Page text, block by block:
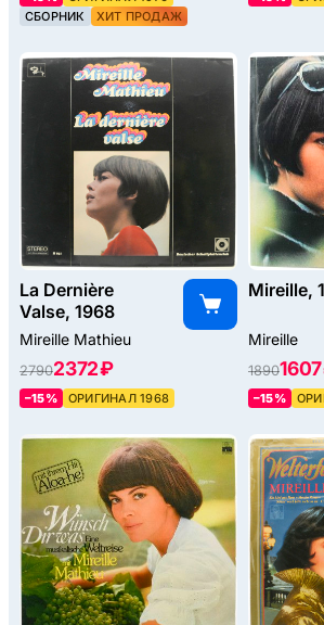
СБОРНИК
ХИТ ПРОДАЖ
La Dernière
Valse, 1968
Mireille Mathieu
27902372 ₽
–15% ОРИГИНАЛ 1968
Mireille,
Mireille
1890
–15%